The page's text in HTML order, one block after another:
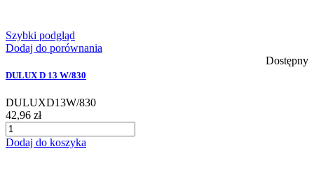
Szybki podgląd
Dodaj do porównania
Dostępny
DULUX D 13 W/830
DULUXD13W/830
42,96 zł
Dodaj do koszyka